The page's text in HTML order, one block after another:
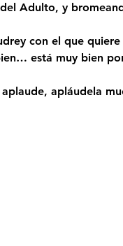
Adulto, y
está muy bien